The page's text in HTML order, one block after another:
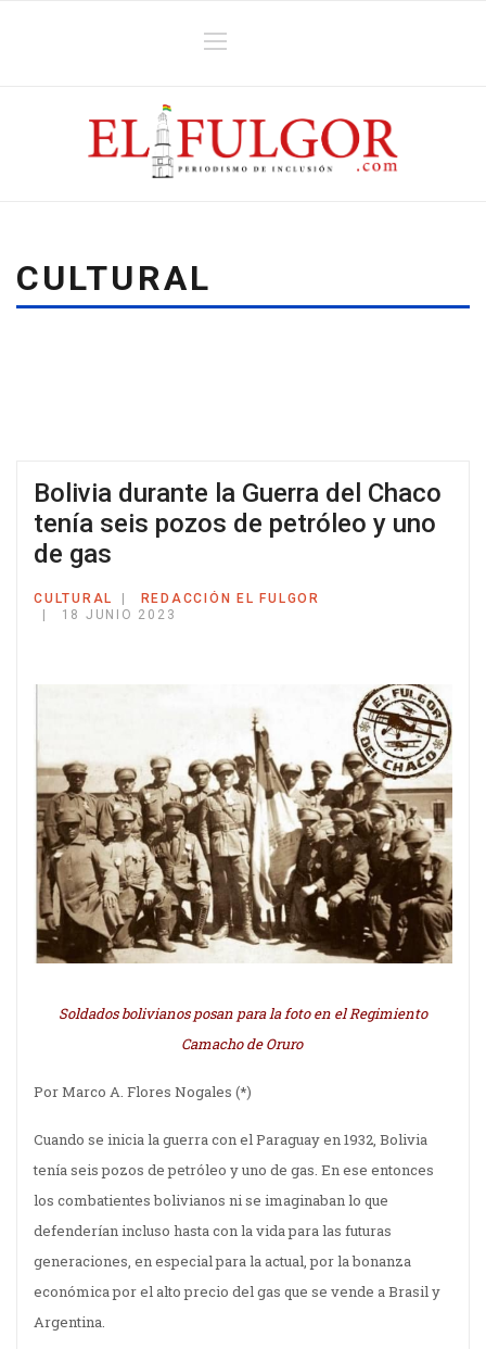
CULTURAL
Bolivia durante la Guerra del Chaco
tenía seis pozos de petróleo y uno
de gas
CULTURAL
REDACCIÓN EL FULGOR
18 JUNIO 2023
Soldados bolivianos posan para la foto en el Regimiento
Camacho de Oruro
Por Marco A. Flores Nogales (*)
Cuando se inicia la guerra con el Paraguay en 1932, Bolivia
tenía seis pozos de petróleo y uno de gas. En ese entonces
los combatientes bolivianos ni se imaginaban lo que
defenderían incluso hasta con la vida para las futuras
generaciones, en especial para la actual, por la bonanza
económica por el alto precio del gas que se vende a Brasil y
Argentina.